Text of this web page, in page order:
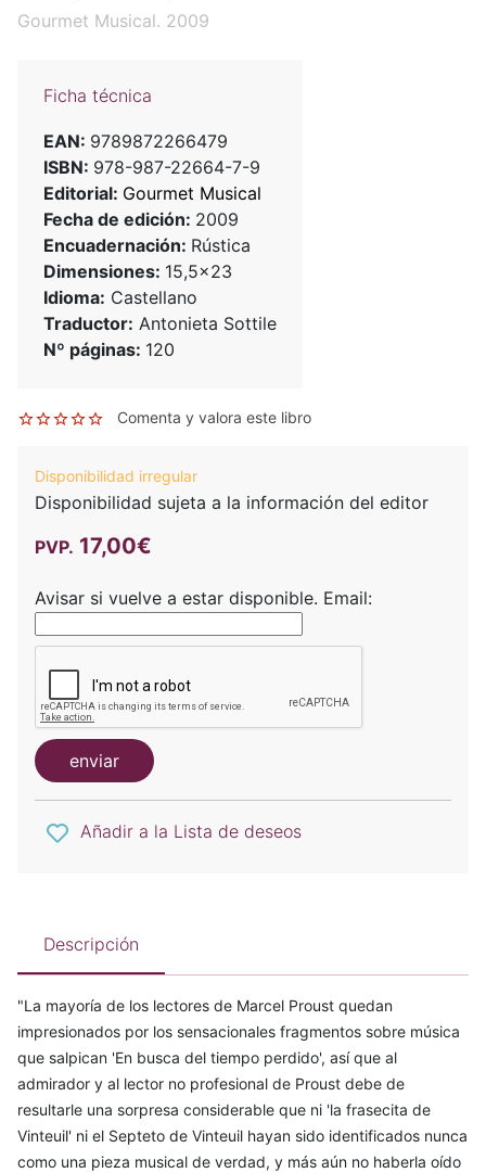
Gourmet Musical. 2009
Ficha técnica
EAN: 9789872266479
ISBN: 978-987-22664-7-9
Editorial: Gourmet Musical
Fecha de edición: 2009
Encuadernación: Rústica
Dimensiones: 15,5x23
Idioma: Castellano
Traductor: Antonieta Sottile
Nº páginas: 120
Comenta y valora este libro
Disponibilidad irregular
Disponibilidad sujeta a la información del editor
PVP. 17,00€
Avisar si vuelve a estar disponible. Email:
enviar
Añadir a la Lista de deseos
Descripción
"La mayoría de los lectores de Marcel Proust quedan
impresionados por los sensacionales fragmentos sobre música
que salpican 'En busca del tiempo perdido', así que al
admirador y al lector no profesional de Proust debe de
resultarle una sorpresa considerable que ni 'la frasecita de
Vinteuil' ni el Septeto de Vinteuil hayan sido identificados nunca
como una pieza musical de verdad, y más aún no haberla oído